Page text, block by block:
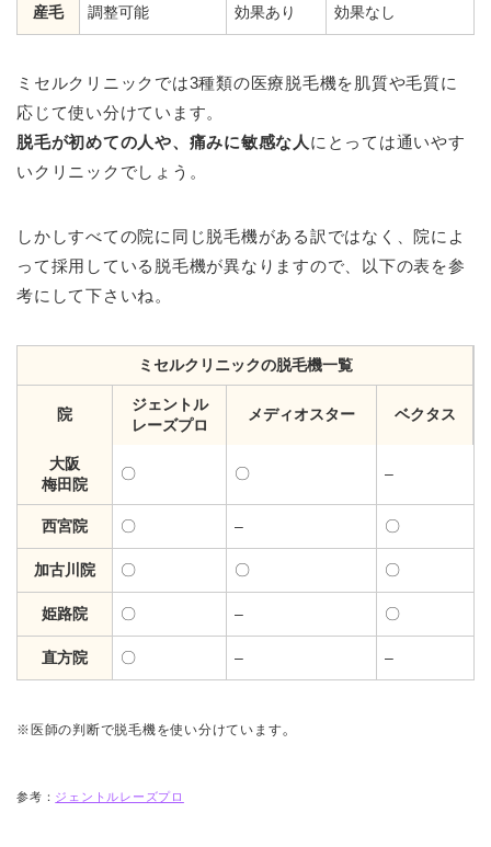
産毛 調整可能 効果あり 効果なし
ミセルクリニックでは3種類の医療脱毛機を肌質や毛質に
応じて使い分けています。
脱毛が初めての人や、痛みに敏感な人にとっては通いやす
いクリニックでしょう。
しかしすべての院に同じ脱毛機がある訳ではなく、院によ
って採用している脱毛機が異なりますので、以下の表を参
考にして下さいね。
ミセルクリニックの脱毛機一覧
院
ジェントル
レーズプロ
メディオスター ベクタス
大阪
梅田院
〇 〇 –
西宮院 〇 – 〇
加古川院 〇 〇 〇
姫路院 〇 – 〇
直方院 〇 – –
※医師の判断で脱毛機を使い分けています。
参考： ジェントルレーズプロ